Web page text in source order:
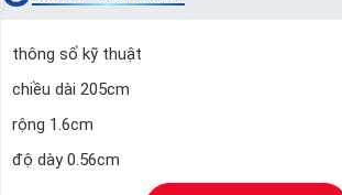
thông số kỹ thuật
chiều dài 205cm
rộng 1.6cm
độ dày 0.56cm